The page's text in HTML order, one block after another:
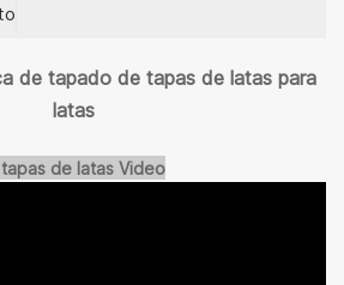
de tapado de tapas de latas para
latas
de latas Video